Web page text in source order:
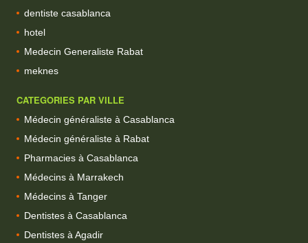
dentiste casablanca
hotel
Medecin Generaliste Rabat
meknes
CATEGORIES PAR VILLE
Médecin généraliste à Casablanca
Médecin généraliste à Rabat
Pharmacies à Casablanca
Médecins à Marrakech
Médecins à Tanger
Dentistes à Casablanca
Dentistes à Agadir